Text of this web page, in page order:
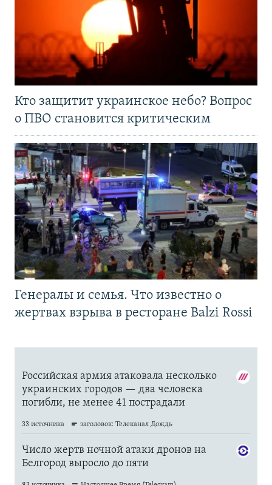
Кто защитит украинское небо? Вопрос
о ПВО становится критическим
Генералы и семья. Что известно о
жертвах взрыва в ресторане Balzi Rossi